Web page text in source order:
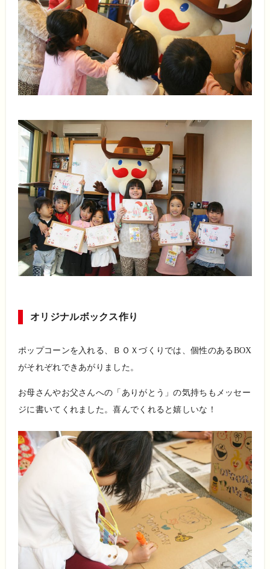
オリジナルボックス作り
ポップコーンを入れる、ＢＯＸづくりでは、個性のある BOX
がそれぞれできあがりました。
お母さんやお父さんへの「ありがとう」の気持ちもメッセー
ジに書いてくれました。喜んでくれると嬉しいな！